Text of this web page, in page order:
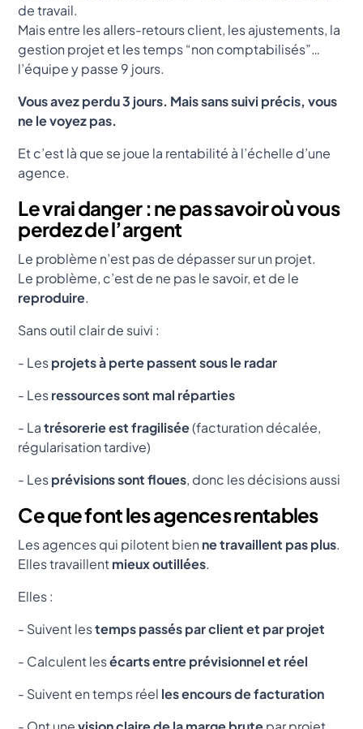
de travail.
Mais entre les allers-retours client, les ajustements, la
gestion projet et les temps “non comptabilisés”…
l’équipe y passe 9 jours.
Vous avez perdu 3 jours. Mais sans suivi précis, vous
ne le voyez pas.
Et c’est là que se joue la rentabilité à l’échelle d’une
agence.
Le vrai danger : ne pas savoir où vous
perdez de l’argent
Le problème n’est pas de dépasser sur un projet.
Le problème, c’est de ne pas le savoir, et de le
reproduire.
Sans outil clair de suivi :
- Lesprojets à perte passent sous le radar
- Lesressources sont mal réparties
- Latrésorerie est fragilisée(facturation décalée,
régularisation tardive)
- Lesprévisions sont floues, donc les décisions aussi
Ce que font les agences rentables
Les agences qui pilotent bien ne travaillent pas plus.
Elles travaillentmieux outillées.
Elles :
- Suivent lestemps passés par client et par projet
- Calculent lesécarts entre prévisionnel et réel
- Suivent en temps réel les encours de facturation